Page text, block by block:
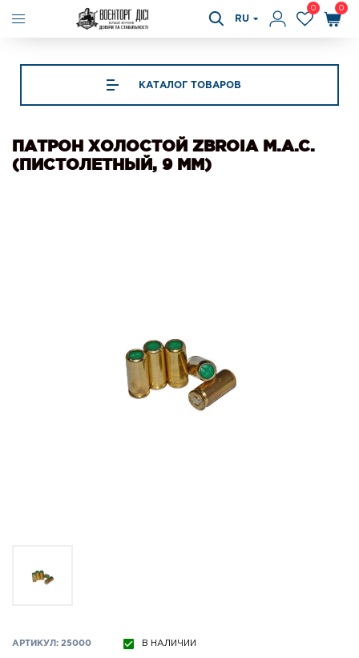
RU
0 0
КАТАЛОГ ТОВАРОВ
ПАТРОН ХОЛОСТОЙ ZBROIA M.A.C.
(ПИСТОЛЕТНЫЙ, 9 ММ)
АРТИКУЛ: 25000 В НАЛИЧИИ